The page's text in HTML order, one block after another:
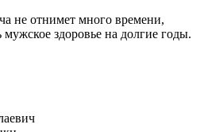
не отнимет много времени,
здоровье на долгие годы.